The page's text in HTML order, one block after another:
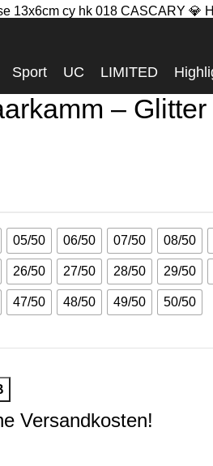
Sport UC LIMITED
–
05/50 06/50 07/50 08/50
26/50 27/50 28/50 29/50
47/50 48/50 49/50
50/50
Versandkosten!